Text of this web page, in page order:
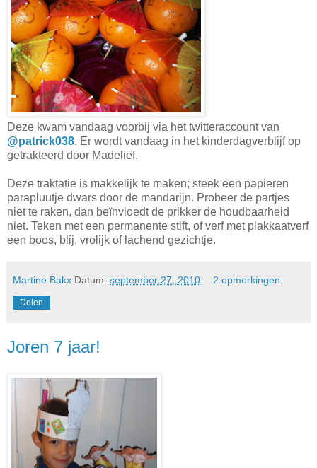
Deze kwam vandaag voorbij via het twitteraccount van
@patrick038. Er wordt vandaag in het kinderdagverblijf op
getrakteerd door Madelief.
Deze traktatie is makkelijk te maken; steek een papieren
parapluutje dwars door de mandarijn. Probeer de partjes
niet te raken, dan beïnvloedt de prikker de houdbaarheid
niet. Teken met een permanente stift, of verf met plakkaatverf
een boos, blij, vrolijk of lachend gezichtje.
Martine Bakx Datum: september 27, 2010 2 opmerkingen:
Delen
Joren 7 jaar!